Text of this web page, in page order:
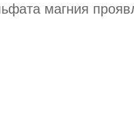
магния